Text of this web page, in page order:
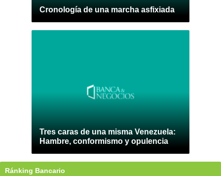
Cronología de una marcha asfixiada
Tres caras de una misma Venezuela:
Hambre, conformismo y opulencia
Ránking Bancario